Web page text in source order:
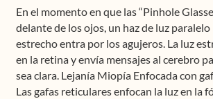
En el momento en que las “Pinhole
delante de los ojos, un haz de luz
estrecho entra por los agujeros. La luz
en la retina y envía mensajes al cerebro
sea clara. Lejanía Miopía Enfocada con
Las gafas reticulares enfocan la luz en la